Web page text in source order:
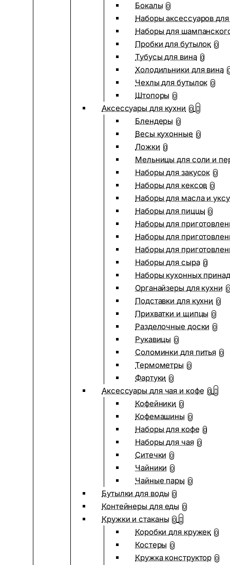
Бокалы 0
Наборы аксессуаров
Наборы для
Пробки для бутылок 0
Тубусы для вина 0
Холодильники для вина
Чехлы для бутылок 0
Штопоры 0
Аксессуары для кухни 0
Блендеры 0
Весы кухонные 0
Ложки 0
Мельницы для соли и
Наборы для закусок 0
Наборы для кексов 0
Наборы для масла и
Наборы для пиццы 0
Наборы для
Наборы для
Наборы для
Наборы для сыра 0
Наборы кухонных
Органайзеры для кухни 0
Подставки для кухни 0
Прихватки и щипцы 0
Разделочные доски 0
Рукавицы 0
Соломинки для питья 0
Термометры 0
Фартуки 0
Аксессуары для чая и кофе 0
Кофейники 0
Кофемашины 0
Наборы для кофе 0
Наборы для чая 0
Ситечки 0
Чайники 0
Чайные пары 0
Бутылки для воды 0
Контейнеры для еды 0
Кружки и стаканы 0
Коробки для кружек 0
Костеры 0
Кружка конструктор 0